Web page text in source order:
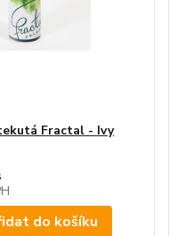
Fractal - Ivy
do košíku